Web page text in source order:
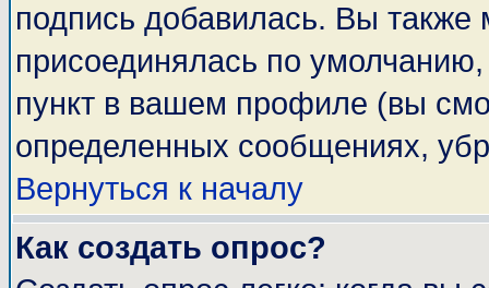
подпись добавилась. Вы также
присоединялась по
пункт в вашем профиле (вы
определенных сообщениях,
Вернуться к началу
Как создать опрос?